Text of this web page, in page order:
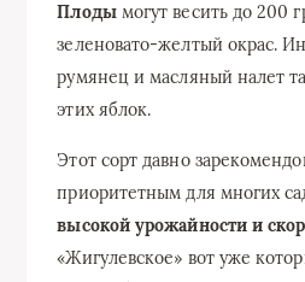
Плодымогут весить до 200
зеленовато-желтый окрас.
румянец и масляный налет
этих яблок.
Этот сорт давно
приоритетным для многих
высокой урожайности и
«Жигулевское» вот уже